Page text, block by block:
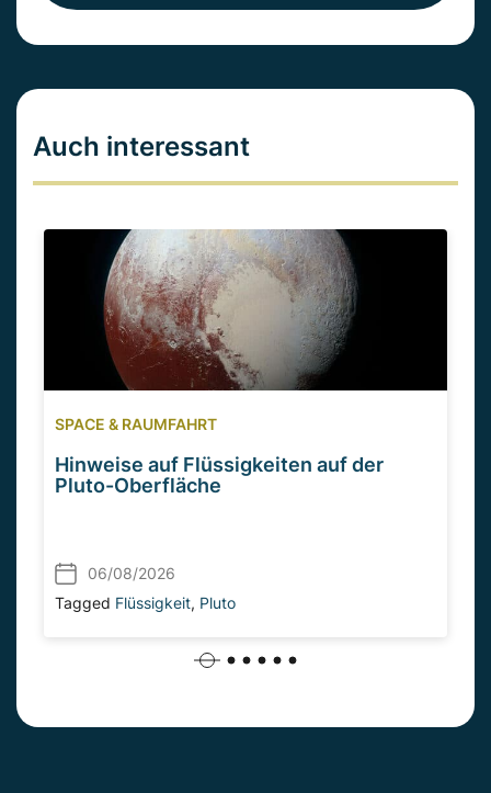
Auch interessant
SPACE & RAUMFAHRT
Hinweise auf Flüssigkeiten auf der
Pluto-Oberfläche
06/08/2026
Tagged Flüssigkeit, Pluto